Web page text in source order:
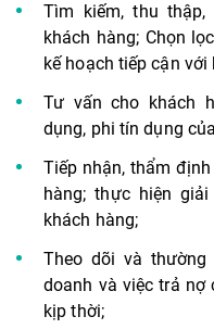
Tìm kiếm, thu
khách hàng; Chọn
kế hoạch tiếp cận với
Tư vấn cho khách
dụng, phi tín dụng
Tiếp nhận, thẩm
hàng; thực hiện
khách hàng;
Theo dõi và
doanh và việc trả nợ
kịp thời;